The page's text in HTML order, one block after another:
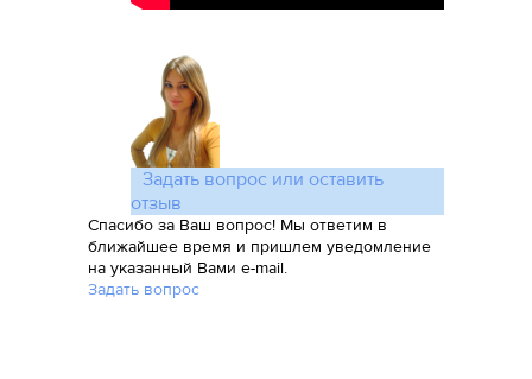
Задать вопрос или оставить
отзыв
Спасибо за Ваш вопрос! Мы ответим в
ближайшее время и пришлем уведомление
на указанный Вами e-mail.
Задать вопрос